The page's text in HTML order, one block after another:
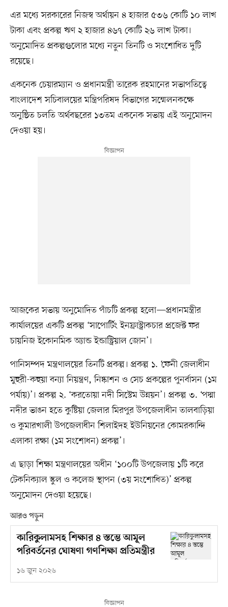
এর মধ্যে সরকারের নিজস্ব অর্থায়ন ৪ হাজার ৫৩৬ কোটি ১০ লাখ
টাকা এবং প্রকল্প ঋণ ২ হাজার ৪৬৭ কোটি ২৬ লাখ টাকা।
অনুমোদিত প্রকল্পগুলোর মধ্যে নতুন তিনটি ও সংশোধিত দুটি
রয়েছে।
একনেক চেয়ারম্যান ও প্রধানমন্ত্রী তারেক রহমানের সভাপতিত্বে
বাংলাদেশ সচিবালয়ের মন্ত্রিপরিষদ বিভাগের সম্মেলনকক্ষে
অনুষ্ঠিত চলতি অর্থবছরের ১৩তম একনেক সভায় এই অনুমোদন
দেওয়া হয়।
আজকের সভায় অনুমোদিত পাঁচটি প্রকল্প হলো—প্রধানমন্ত্রীর
কার্যালয়ের একটি প্রকল্প ‘সাপোর্টিং ইনফ্রাস্ট্রাকচার প্রজেক্ট ফর
চায়নিজ ইকোনমিক অ্যান্ড ইন্ডাস্ট্রিয়াল জোন’।
পানিসম্পদ মন্ত্রণালয়ের তিনটি প্রকল্প। প্রকল্প ১. ‘ফেনী জেলাধীন
মুহুরী-কহুয়া বন্যা নিয়ন্ত্রণ, নিষ্কাশন ও সেচ প্রকল্পের পুনর্বাসন (১ম
পর্যায়)’। প্রকল্প ২. ‘করতোয়া নদী সিস্টেম উন্নয়ন’। প্রকল্প ৩. ‘পদ্মা
নদীর ভাঙন হতে কুষ্টিয়া জেলার মিরপুর উপজেলাধীন তালবাড়িয়া
ও কুমারখালী উপজেলাধীন শিলাইদহ ইউনিয়নের কোমরকান্দি
এলাকা রক্ষা (১ম সংশোধন) প্রকল্প’।
এ ছাড়া শিক্ষা মন্ত্রণালয়ের অধীন ‘১০০টি উপজেলায় ১টি করে
টেকনিক্যাল স্কুল ও কলেজ স্থাপন (৩য় সংশোধিত)’ প্রকল্প
অনুমোদন দেওয়া হয়েছে।
আরও পড়ুন
কারিকুলামসহ শিক্ষার ৪ স্তম্ভে আমূল
পরিবর্তনের ঘোষণা গণশিক্ষা প্রতিমন্ত্রীর
১৬ জুন ২০২৬